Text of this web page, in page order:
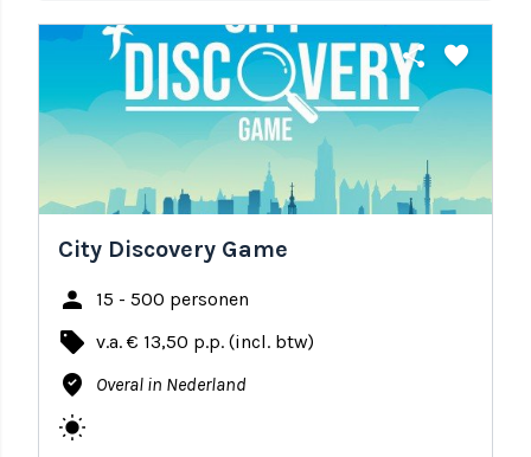
share favorite
City Discovery Game
person 15 - 500 personen
local_offer v.a. € 13,50 p.p. (incl. btw)
where_to_vote Overal in Nederland
wb_sunny